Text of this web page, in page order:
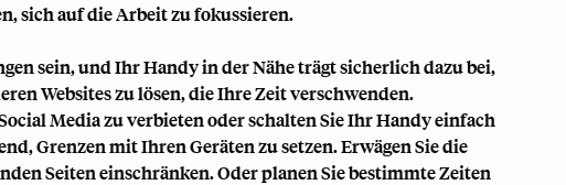
sich auf die Arbeit zu fokussieren.
sein, und Ihr Handy in der Nähe trägt sicherlich dazu bei,
Websites zu lösen, die Ihre Zeit verschwenden.
Media zu verbieten oder schalten Sie Ihr Handy einfach
Grenzen mit Ihren Geräten zu setzen. Erwägen Sie die
Seiten einschränken. Oder planen Sie bestimmte Zeiten